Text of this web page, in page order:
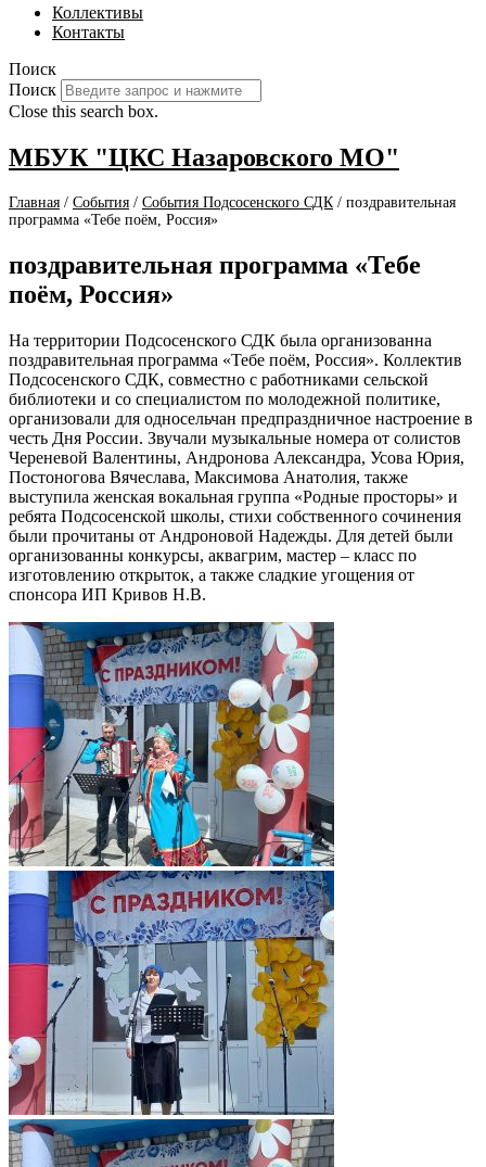
Коллективы
Контакты
Поиск
Поиск
Close this search box.
МБУК "ЦКС Назаровского МО"
Главная / События / События Подсосенского СДК / поздравительная
программа «Тебе поём, Россия»
поздравительная программа «Тебе
поём, Россия»
На территории Подсосенского СДК была организованна
поздравительная программа «Тебе поём, Россия». Коллектив
Подсосенского СДК, совместно с работниками сельской
библиотеки и со специалистом по молодежной политике,
организовали для односельчан предпраздничное настроение в
честь Дня России. Звучали музыкальные номера от солистов
Череневой Валентины, Андронова Александра, Усова Юрия,
Постоногова Вячеслава, Максимова Анатолия, также
выступила женская вокальная группа «Родные просторы» и
ребята Подсосенской школы, стихи собственного сочинения
были прочитаны от Андроновой Надежды. Для детей были
организованны конкурсы, аквагрим, мастер – класс по
изготовлению открыток, а также сладкие угощения от
спонсора ИП Кривов Н.В.